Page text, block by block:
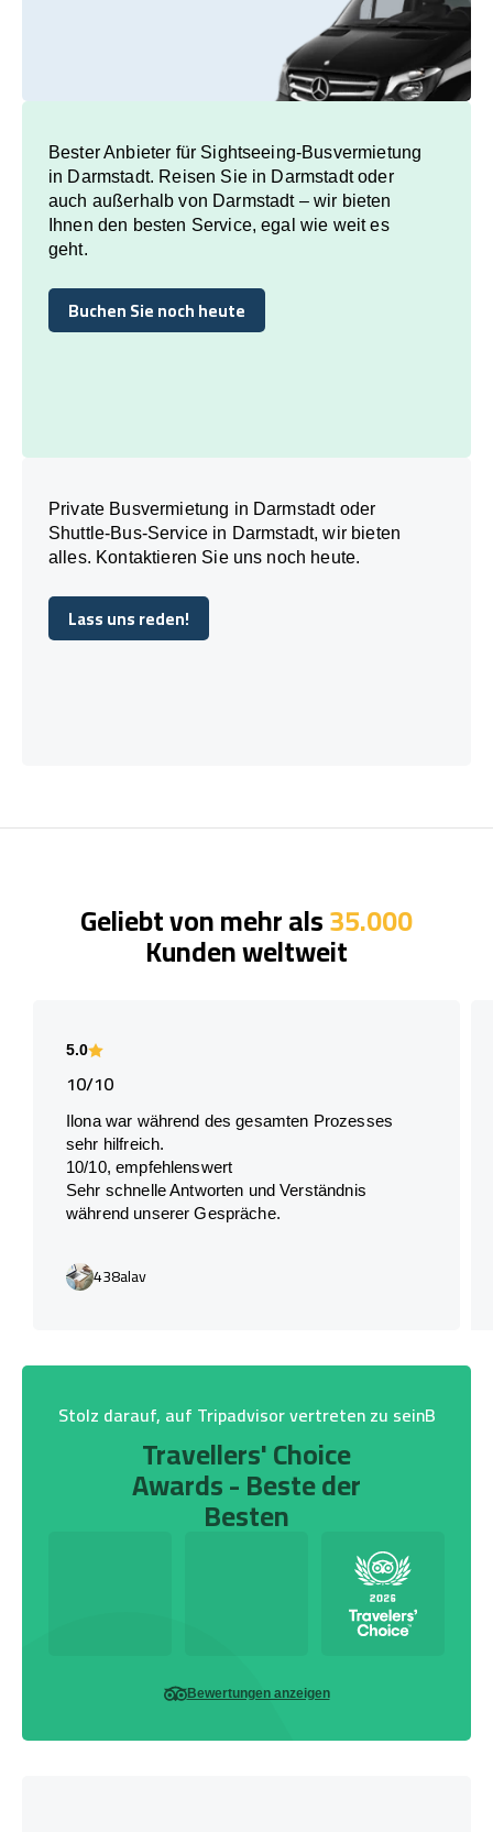
Bester Anbieter für Sightseeing-Busvermietung
in Darmstadt. Reisen Sie in Darmstadt oder
auch außerhalb von Darmstadt – wir bieten
Ihnen den besten Service, egal wie weit es
geht.
Buchen Sie noch heute
Buchen Sie noch heute
Private Busvermietung in Darmstadt oder
Shuttle-Bus-Service in Darmstadt, wir bieten
alles. Kontaktieren Sie uns noch heute.
Lass uns reden!
Lass uns reden!
Geliebt von mehr als35.000
Kunden weltweit
5.0
10/10
Ilona war während des gesamten Prozesses
sehr hilfreich.
10/10, empfehlenswert
Sehr schnelle Antworten und Verständnis
während unserer Gespräche.
438alav
Stolz darauf, auf Tripadvisor vertreten zu seinB
Travellers' Choice
Awards - Beste der
Besten
Bewertungen anzeigen